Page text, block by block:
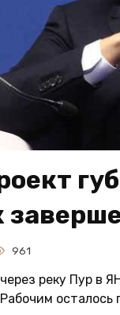
961
реку Пур в